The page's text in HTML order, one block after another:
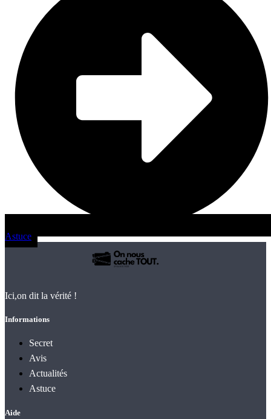
Astuce
Ici,on dit la vérité !
Informations
Secret
Avis
Actualités
Astuce
Aide